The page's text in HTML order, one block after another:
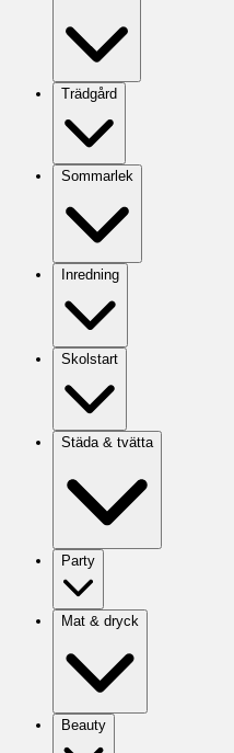
Trädgård
Sommarlek
Inredning
Skolstart
Städa & tvätta
Party
Mat & dryck
Beauty